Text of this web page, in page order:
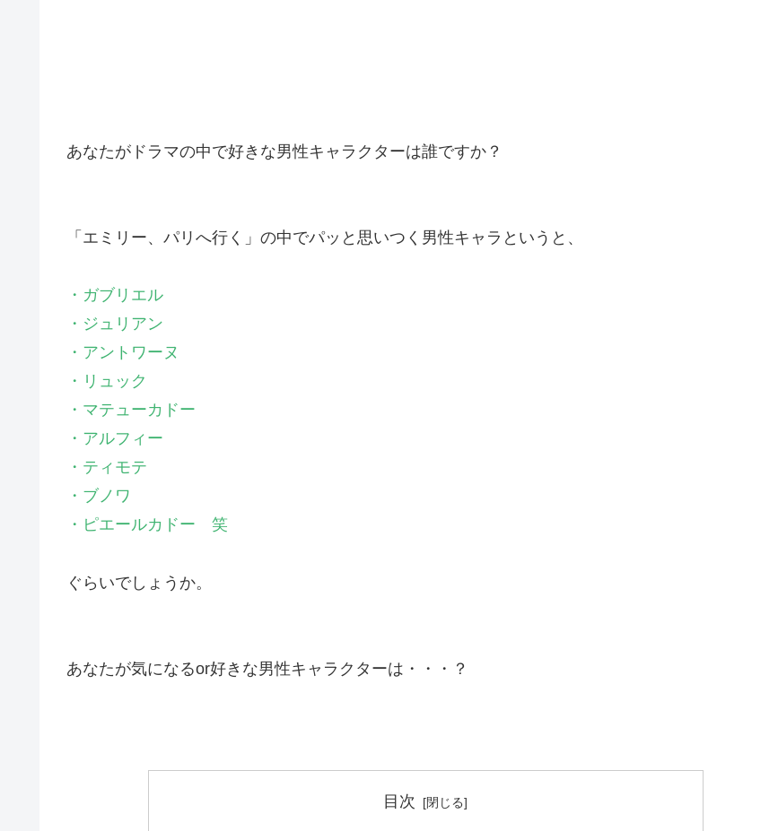
あなたがドラマの中で好きな男性キャラクターは誰ですか？
「エミリー、パリへ行く」の中でパッと思いつく男性キャラというと、
・ガブリエル
・ジュリアン
・アントワーヌ
・リュック
・マテューカドー
・アルフィー
・ティモテ
・ブノワ
・ピエールカドー 笑
ぐらいでしょうか。
あなたが気になるor好きな男性キャラクターは・・・？
目次